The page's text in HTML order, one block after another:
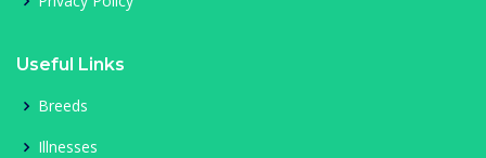
Useful Links
Breeds
Illnesses